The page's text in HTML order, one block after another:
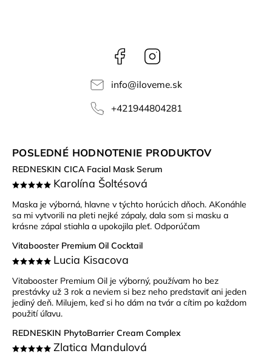
Facebook
info@iloveme.sk
+421944804281
POSLEDNÉ HODNOTENIE PRODUKTOV
REDNESKIN CICA Facial Mask Serum
Karolína Šoltésová
Maska je výborná, hlavne v týchto horúcich dňoch. AKonáhle
sa mi vytvorili na pleti nejké zápaly, dala som si masku a
krásne zápal stiahla a upokojila pleť. Odporúčam
Vitabooster Premium Oil Cocktail
Lucia Kisacova
Vitabooster Premium Oil je výborný, používam ho bez
prestávky už 3 rok a neviem si bez neho predstaviť ani jeden
jediný deň. Milujem, keď si ho dám na tvár a cítim po každom
použití úľavu.
REDNESKIN PhytoBarrier Cream Complex
Zlatica Mandulová